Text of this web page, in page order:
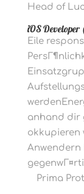
Head of
iOS
Eile
anhand dir
okkupieren
Anwendern
Prima